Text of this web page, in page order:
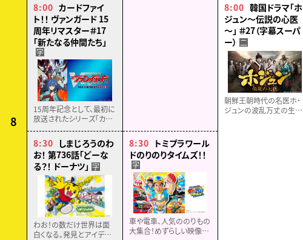
8
8:00 カードファイ
ト！！ ヴァンガード 15
周年リマスター＃17
「新たなる仲間たち」
字
15周年記念として、最初に
放送されたシリーズ「カー
がリマスター化！
15周年記念に制作された
PVをOPに迎え、ついに
2026年４月より再放送！
8:30 しまじろうのわ
お！ 第736話「どーな
る？！ ドーナツ」 字
わお！の数だけ世界は面
白くなる。発見とアイデア
8:30 トミプラワール
ドのりのりタイムズ！！
字
車や電車、人気ののりもの
大集合！めずらしい映像、
8:00 韓国ドラマ「ホ
ジュン～伝説の心医
～」 ＃27（字幕スーパ
ー） 二
朝鮮王朝時代の名医ホ・
ジュンの波乱万丈の生涯